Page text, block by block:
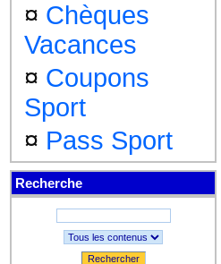
¤ Chèques
Vacances
¤ Coupons
Sport
¤ Pass Sport
Recherche
Rechercher